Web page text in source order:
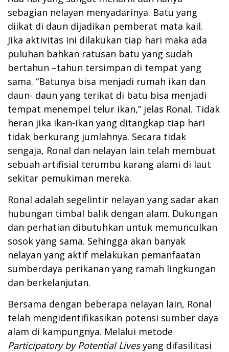
sebagian nelayan menyadarinya. Batu yang
diikat di daun dijadikan pemberat mata kail.
Jika aktivitas ini dilakukan tiap hari maka ada
puluhan bahkan ratusan batu yang sudah
bertahun –tahun tersimpan di tempat yang
sama. “Batunya bisa menjadi rumah ikan dan
daun- daun yang terikat di batu bisa menjadi
tempat menempel telur ikan,” jelas Ronal. Tidak
heran jika ikan-ikan yang ditangkap tiap hari
tidak berkurang jumlahnya. Secara tidak
sengaja, Ronal dan nelayan lain telah membuat
sebuah artifisial terumbu karang alami di laut
sekitar pemukiman mereka.
Ronal adalah segelintir nelayan yang sadar akan
hubungan timbal balik dengan alam. Dukungan
dan perhatian dibutuhkan untuk memunculkan
sosok yang sama. Sehingga akan banyak
nelayan yang aktif melakukan pemanfaatan
sumberdaya perikanan yang ramah lingkungan
dan berkelanjutan.
Bersama dengan beberapa nelayan lain, Ronal
telah mengidentifikasikan potensi sumber daya
alam di kampungnya. Melalui metode
Participatory by Potential Livesyang difasilitasi